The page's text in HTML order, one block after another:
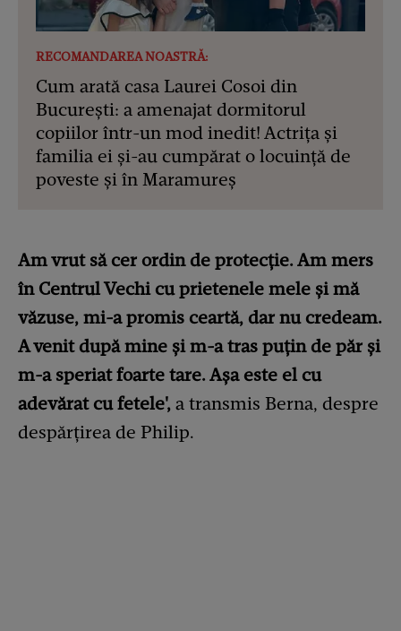
RECOMANDAREA NOASTRĂ:
Cum arată casa Laurei Cosoi din
București: a amenajat dormitorul
copiilor într-un mod inedit! Actrița și
familia ei și-au cumpărat o locuință de
poveste și în Maramureș
Am vrut să cer ordin de protecție. Am mers
în Centrul Vechi cu prietenele mele și mă
văzuse, mi-a promis ceartă, dar nu credeam.
A venit după mine și m-a tras puțin de păr și
m-a speriat foarte tare. Așa este el cu
adevărat cu fetele', a transmis Berna, despre
despărțirea de Philip.